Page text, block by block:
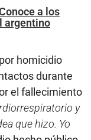
a los
argentino
homicidio
durante
el fallecimiento
y
que hizo. Yo